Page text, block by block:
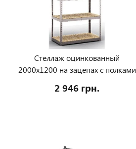
Стеллаж оцинкованный
2000х1200 на зацепах с полками
2 946 грн.